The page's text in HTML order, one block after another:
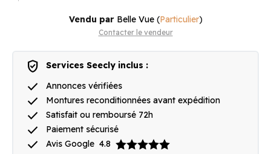
Vendu par Belle Vue(Particulier)
Contacter le vendeur
verified_user Services Seecly inclus :
done Annonces vérifiées
done Montures reconditionnées avant expédition
done Satisfait ou remboursé 72h
done Paiement sécurisé
done Avis Google 4.8